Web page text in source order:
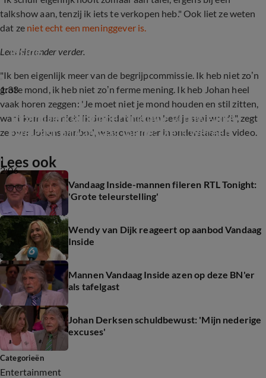
talkshow aan, tenzij ik iets te verkopen heb." Ook liet ze weten
dat ze niet echt een meninggever is.
Lees hieronder verder.
1:33
Wendy van Dijk over mogelijke rol bij Vandaag
Inside
"Ik ben eigenlijk meer van de begrijpcommissie. Ik heb niet zo’n
grote mond, ik heb niet zo’n ferme mening. Ik heb Johan heel
vaak horen zeggen: 'Je moet niet je mond houden en stil zitten,
want kom dan niet.' Ik denk dat het een beetje saai wordt", zegt
ze over Johans aanbod, waarover meer in onderstaande video.
2:06
Johan Derksen oppert nieuwe vrouwelijke
tafelgast bij Vandaag Inside: 'Ze is wel een
Lees ook
Vandaag Inside-mannen fileren RTL Tonight:
'Grote teleurstelling'
Wendy van Dijk reageert op aanbod Vandaag
Inside
Mannen Vandaag Inside azen op deze BN'er
als tafelgast
Johan Derksen schuldbewust: 'Mijn nederige
excuses'
Categorieën
Entertainment